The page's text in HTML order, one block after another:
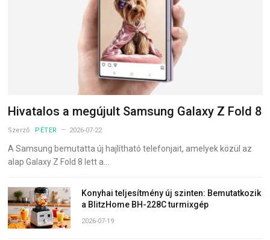
Hivatalos a megújult Samsung Galaxy Z Fold 8
Szerző: PÉTER 2026-07-22
A Samsung bemutatta új hajlítható telefonjait, amelyek közül az
alap Galaxy Z Fold 8 lett a…
Konyhai teljesítmény új szinten: Bemutatkozik
a BlitzHome BH-228C turmixgép
2026-07-19